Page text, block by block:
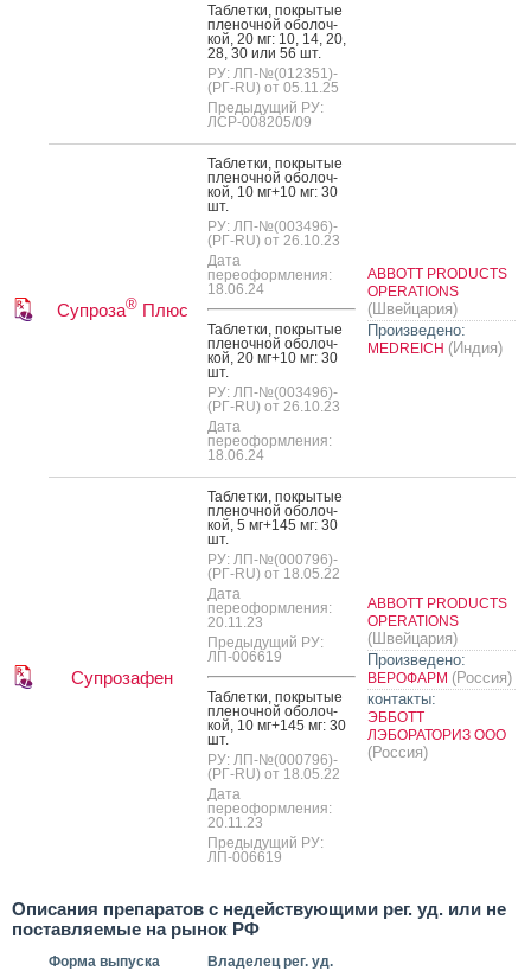
Таб­летки, пок­ры­тые
пле­ноч­ной обо­лоч­
кой, 20 мг: 10, 14, 20,
28, 30 или 56 шт.
РУ: ЛП-№(012351)-
(РГ-RU) от 05.11.25
Предыдущий РУ:
ЛСР-008205/09
Супроза®Плюс
Таб­летки, пок­ры­тые
пле­ноч­ной обо­лоч­
кой, 10 мг+10 мг: 30
шт.
РУ: ЛП-№(003496)-
(РГ-RU) от 26.10.23
Дата
переоформления:
18.06.24
Таб­летки, пок­ры­тые
пле­ноч­ной обо­лоч­
кой, 20 мг+10 мг: 30
шт.
РУ: ЛП-№(003496)-
(РГ-RU) от 26.10.23
Дата
переоформления:
18.06.24
ABBOTT PRODUCTS
OPERATIONS
(Швейцария)
Произведено:
MEDREICH (Индия)
Супрозафен
Таб­летки, пок­ры­тые
пле­ноч­ной обо­лоч­
кой, 5 мг+145 мг: 30
шт.
РУ: ЛП-№(000796)-
(РГ-RU) от 18.05.22
Дата
переоформления:
20.11.23
Предыдущий РУ:
ЛП-006619
Таб­летки, пок­ры­тые
пле­ноч­ной обо­лоч­
кой, 10 мг+145 мг: 30
шт.
РУ: ЛП-№(000796)-
(РГ-RU) от 18.05.22
Дата
переоформления:
20.11.23
Предыдущий РУ:
ЛП-006619
ABBOTT PRODUCTS
OPERATIONS
(Швейцария)
Произведено:
ВЕРОФАРМ (Россия)
контакты:
ЭББОТТ
ЛЭБОРАТОРИЗ ООО
(Россия)
Описания препаратов с недействующими рег. уд. или не
поставляемые на рынок РФ
Форма выпуска Владелец рег. уд.